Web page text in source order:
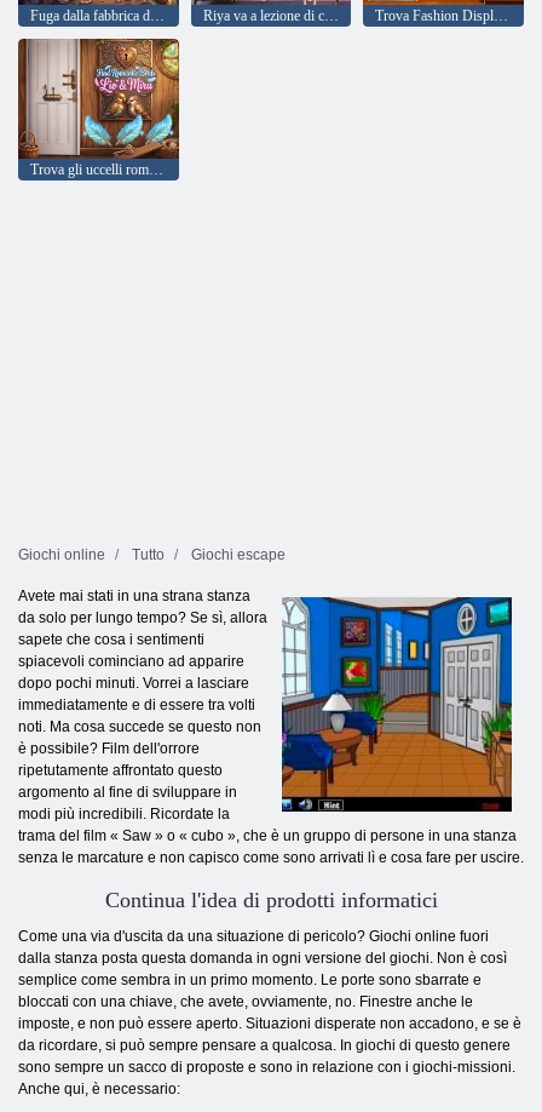
Fuga dalla fabbrica di bambole abbandonata Riya va a lezione di chitarra Trova Fashion Display Luna
Trova gli uccelli romantici Lio e Mira
Giochi online Tutto Giochi escape
Avete mai stati in una strana stanza
da solo per lungo tempo? Se sì, allora
sapete che cosa i sentimenti
spiacevoli cominciano ad apparire
dopo pochi minuti. Vorrei a lasciare
immediatamente e di essere tra volti
noti. Ma cosa succede se questo non
è possibile? Film dell'orrore
ripetutamente affrontato questo
argomento al fine di sviluppare in
modi più incredibili. Ricordate la
trama del film « Saw » o « cubo », che è un gruppo di persone in una stanza
senza le marcature e non capisco come sono arrivati ​​lì e cosa fare per uscire.
Continua l'idea di prodotti informatici
Come una via d'uscita da una situazione di pericolo? Giochi online fuori
dalla stanza posta questa domanda in ogni versione del giochi. Non è così
semplice come sembra in un primo momento. Le porte sono sbarrate e
bloccati con una chiave, che avete, ovviamente, no. Finestre anche le
imposte, e non può essere aperto. Situazioni disperate non accadono, e se è
da ricordare, si può sempre pensare a qualcosa. In giochi di questo genere
sono sempre un sacco di proposte e sono in relazione con i giochi-missioni.
Anche qui, è necessario: